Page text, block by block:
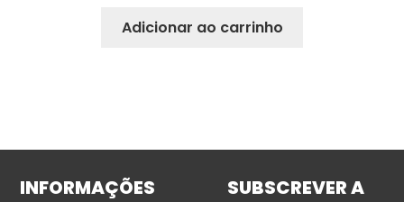
Adicionar ao carrinho
INFORMAÇÕES
SUBSCREVER A